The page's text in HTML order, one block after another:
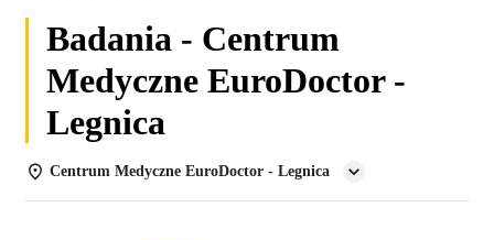
Badania - Centrum
Medyczne EuroDoctor -
Legnica
Centrum Medyczne EuroDoctor - Legnica